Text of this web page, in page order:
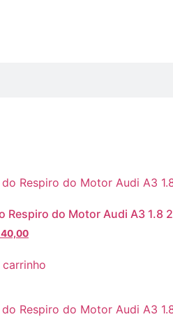
Respiro do Motor Audi A3 1.8